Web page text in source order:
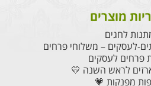
מוצרים
לחגים
לעסקים – משלוחי פרחים
פרחים לעסקים
לראש השנה 💛
מפנקות 💗